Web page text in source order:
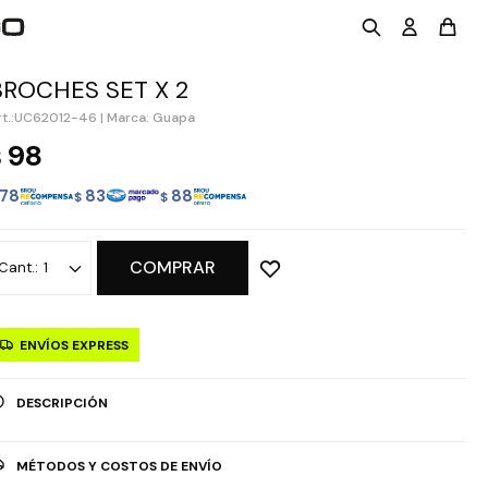
SET X 2
UC62012-46 | Marca: Guapa
98
78 $ 83 $ 88
1 COMPRAR
ENVÍOS EXPRESS
DESCRIPCIÓN
MÉTODOS Y COSTOS DE ENVÍO